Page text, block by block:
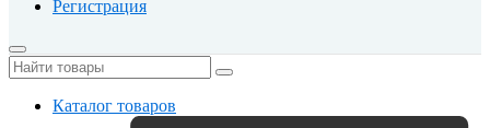
Регистрация
Каталог товаров